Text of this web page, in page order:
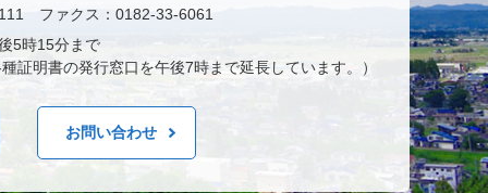
ファクス：0182-33-6061
5時15分まで
証明書の発行窓口を午後7時まで延長しています。）
お問い合わせ